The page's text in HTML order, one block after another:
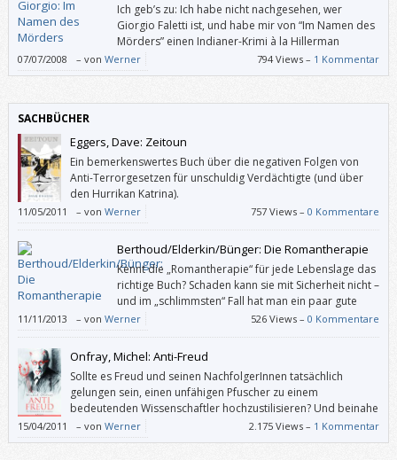
Ich geb’s zu: Ich habe nicht nachgesehen, wer
Giorgio Faletti ist, und habe mir von “Im Namen des
Mörders” einen Indianer-Krimi à la Hillerman
erwartet.
07/07/2008 – von Werner 794 Views – 1 Kommentar
SACHBÜCHER
Eggers, Dave: Zeitoun
Ein bemerkenswertes Buch über die negativen Folgen von
Anti-Terrorgesetzen für unschuldig Verdächtigte (und über
den Hurrikan Katrina).
11/05/2011 – von Werner 757 Views –0 Kommentare
Berthoud/Elderkin/Bünger: Die Romantherapie
Kennt die „Romantherapie“ für jede Lebenslage das
richtige Buch? Schaden kann sie mit Sicherheit nicht –
und im „schlimmsten“ Fall hat man ein paar gute
Bücher mehr gelesen. Auf jeden Fall bekommt man
mit der „Romantherapie“ ein ungewöhnliches Kompendium an
wertvollen Lesetipps.
11/11/2013 – von Werner 526 Views –0 Kommentare
Onfray, Michel: Anti-Freud
Sollte es Freud und seinen NachfolgerInnen tatsächlich
gelungen sein, einen unfähigen Pfuscher zu einem
bedeutenden Wissenschaftler hochzustilisieren? Und beinahe
100 Jahre lang ist das niemandem aufgefallen?
15/04/2011 – von Werner 2.175 Views – 1 Kommentar